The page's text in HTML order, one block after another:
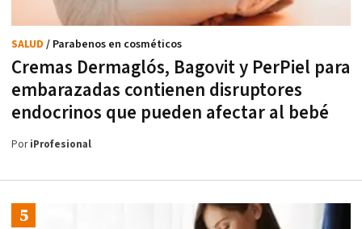
Cremas Dermaglós, Bagovit y PerPiel para
embarazadas contienen disruptores
endocrinos que pueden afectar al bebé
SALUD / Parabenos en cosméticos
PoriProfesional